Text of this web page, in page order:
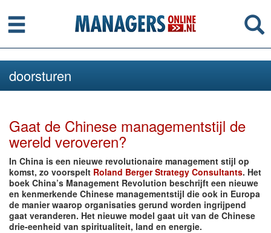
Menu
doorsturen
Gaat de Chinese managementstijl de
wereld veroveren?
In China is een nieuwe revolutionaire management stijl op
komst, zo voorspelt Roland Berger Strategy Consultants. Het
boek China’s Management Revolution beschrijft een nieuwe
en kenmerkende Chinese managementstijl die ook in Europa
de manier waarop organisaties gerund worden ingrijpend
gaat veranderen. Het nieuwe model gaat uit van de Chinese
drie-eenheid van spiritualiteit, land en energie.